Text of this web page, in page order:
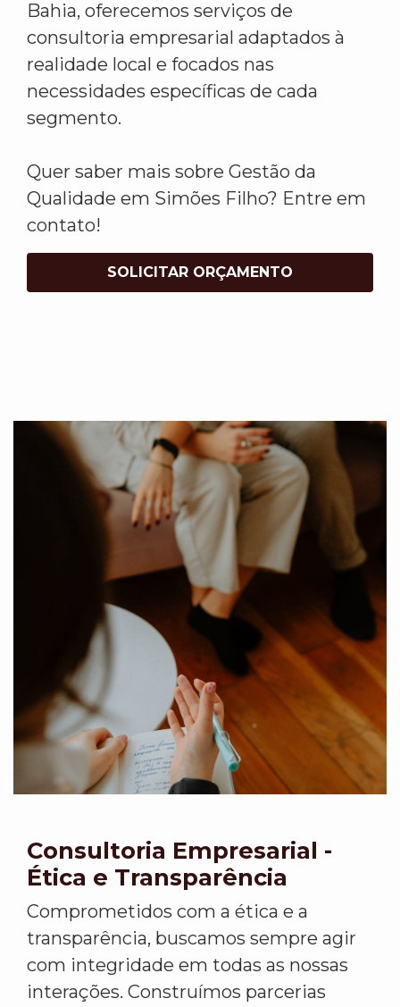
Bahia, oferecemos serviços de
consultoria empresarial adaptados à
realidade local e focados nas
necessidades específicas de cada
segmento.
Quer saber mais sobre Gestão da
Qualidade em Simões Filho? Entre em
contato!
SOLICITAR ORÇAMENTO
Consultoria Empresarial -
Ética e Transparência
Comprometidos com a ética e a
transparência, buscamos sempre agir
com integridade em todas as nossas
interações. Construímos parcerias